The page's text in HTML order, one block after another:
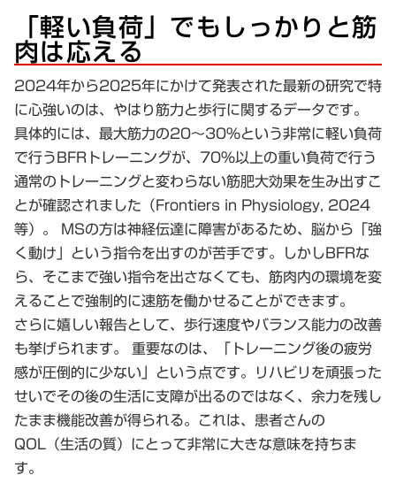
「軽い負荷」でもしっかりと筋
肉は応える
2024年から2025年にかけて発表された最新の研究で特
に心強いのは、やはり筋力と歩行に関するデータです。
具体的には、最大筋力の20〜30%という非常に軽い負荷
で行うBFRトレーニングが、70%以上の重い負荷で行う
通常のトレーニングと変わらない筋肥大効果を生み出すこ
とが確認されました（Frontiers in Physiology, 2024
等）。 MSの方は神経伝達に障害があるため、脳から「強
く動け」という指令を出すのが苦手です。しかしBFRな
ら、そこまで強い指令を出さなくても、筋肉内の環境を変
えることで強制的に速筋を働かせることができます。
さらに嬉しい報告として、歩行速度やバランス能力の改善
も挙げられます。 重要なのは、
「トレーニング後の疲労
感が圧倒的に少ない」 という点です。リハビリを頑張った
せいでその後の生活に支障が出るのではなく、余力を残し
たまま機能改善が得られる。これは、患者さんの
QOL（生活の質）にとって非常に大きな意味を持ちま
す。